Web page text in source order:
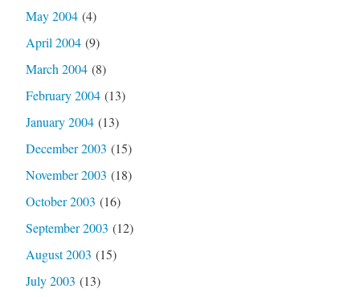
May 2004(4)
April 2004(9)
March 2004(8)
February 2004(13)
January 2004(13)
December 2003 (15)
November 2003 (18)
October 2003 (16)
September 2003 (12)
August 2003 (15)
July 2003 (13)